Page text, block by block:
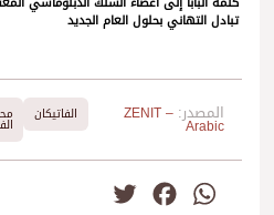
تبادل التهاني بحلول العام الجديد
المصدر: ZENIT –
Arabic
الفاتيكان
WhatsApp
Facebook